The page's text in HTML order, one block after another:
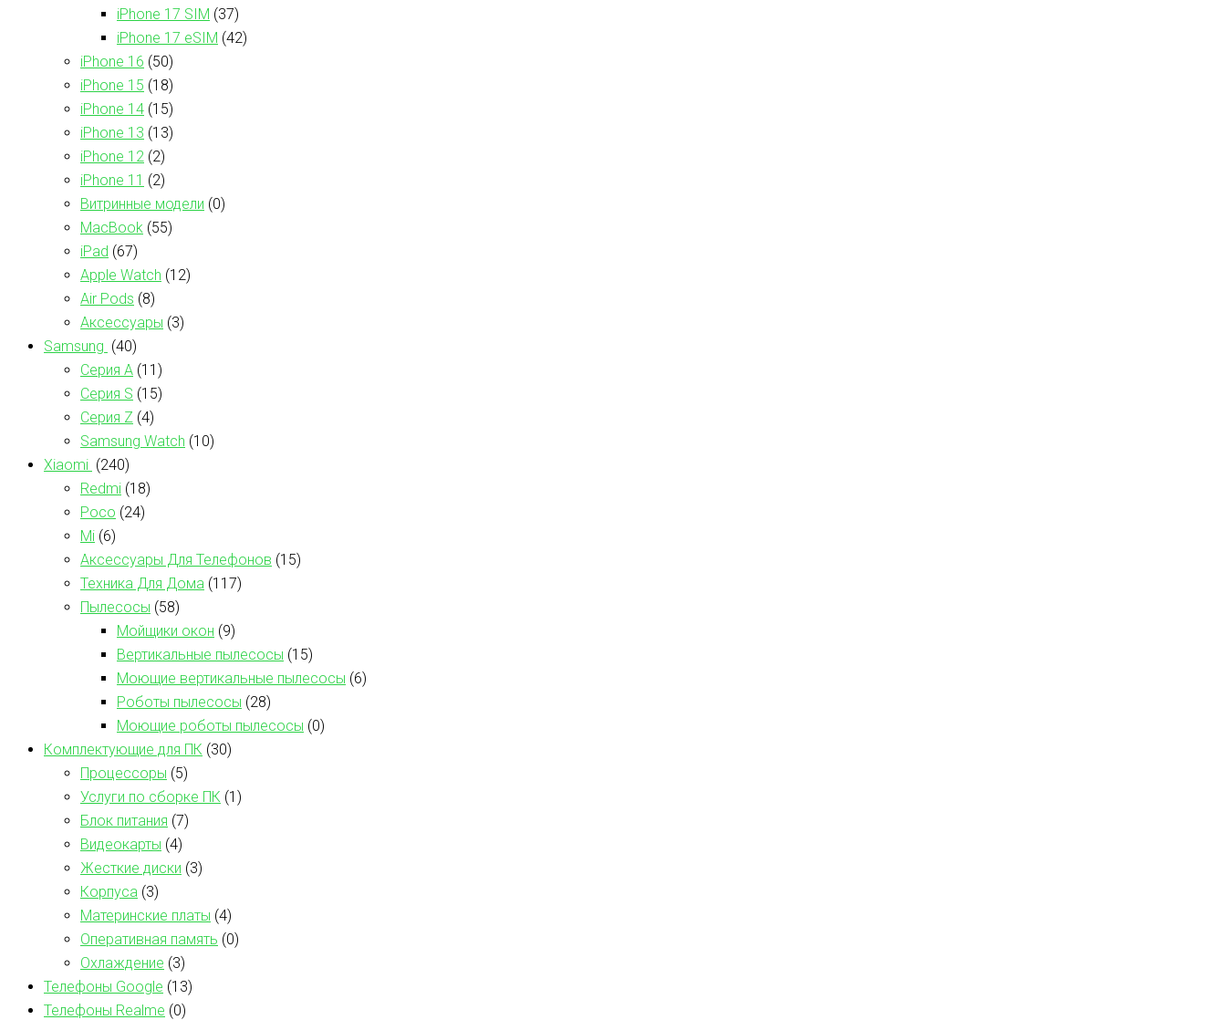
iPhone 17 SIM (37)
iPhone 17 eSIM (42)
iPhone 16 (50)
iPhone 15 (18)
iPhone 14 (15)
iPhone 13 (13)
iPhone 12 (2)
iPhone 11 (2)
Витринные модели (0)
MacBook (55)
iPad (67)
Apple Watch (12)
Air Pods (8)
Аксессуары (3)
Samsung (40)
Серия А (11)
Серия S (15)
Серия Z (4)
Samsung Watch (10)
Xiaomi (240)
Redmi (18)
Poco (24)
Mi (6)
Аксессуары Для Телефонов (15)
Техника Для Дома (117)
Пылесосы (58)
Мойщики окон (9)
Вертикальные пылесосы (15)
Моющие вертикальные пылесосы (6)
Роботы пылесосы (28)
Моющие роботы пылесосы (0)
Комплектующие для ПК (30)
Процессоры (5)
Услуги по сборке ПК (1)
Блок питания (7)
Видеокарты (4)
Жесткие диски (3)
Корпуса (3)
Материнские платы (4)
Оперативная память (0)
Охлаждение (3)
Телефоны Google (13)
Телефоны Realme (0)